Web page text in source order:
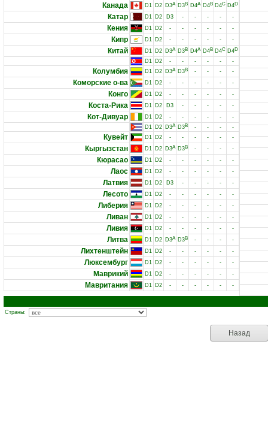
Канада D1 D2 D3A D3B D4A D4B D4C D4D
Катар D1 D2 D3 - - - - -
Кения D1 D2 - - - - - -
Кипр D1 D2 - - - - - -
Китай D1 D2 D3A D3B D4A D4B D4C D4D
D1 D2 - - - - - -
Колумбия D1 D2 D3A D3B - - - -
Коморские о-ва D1 D2 - - - - - -
Конго D1 D2 - - - - - -
Коста-Рика D1 D2 D3 - - - - -
Кот-Дивуар D1 D2 - - - - -
-
D1 D2 D3A D3B - - - -
Кувейт D1 D2 - - - - - -
Кыргызстан D1 D2 D3A D3B - - - -
Кюрасао D1 D2 - - - - - -
Лаос D1 D2 - - - - - -
Латвия D1 D2 D3 - - - - -
Лесото D1 D2 - - - - - -
Либерия D1 D2 - - - - - -
Ливан D1 D2 - - - - - -
Ливия D1 D2 - - - - - -
Литва D1 D2 D3A D3B - - - -
Лихтенштейн D1 D2 - - - - - -
Люксембург D1 D2 - - - - - -
Маврикий D1 D2 - - - - - -
Мавритания D1 D2 - - - - - -
Страны:
Назад